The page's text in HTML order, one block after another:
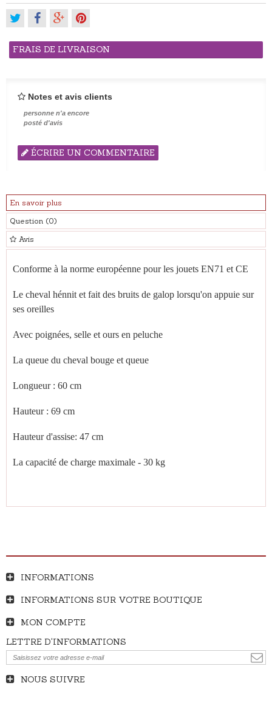
FRAIS DE LIVRAISON
Notes et avis clients
personne n'a encore
posté d'avis
ÉCRIRE UN COMMENTAIRE
En savoir plus
Question (0)
Avis
Conforme à la norme européenne pour les jouets EN71 et CE
Le cheval hénnit et fait des bruits de galop lorsqu'on appuie sur
ses oreilles
Avec poignées, selle et ours en peluche
La queue du cheval bouge et queue
Longueur : 60 cm
Hauteur : 69 cm
Hauteur d'assise: 47 cm
La capacité de charge maximale - 30 kg
INFORMATIONS
INFORMATIONS SUR VOTRE BOUTIQUE
MON COMPTE
LETTRE D'INFORMATIONS
NOUS SUIVRE